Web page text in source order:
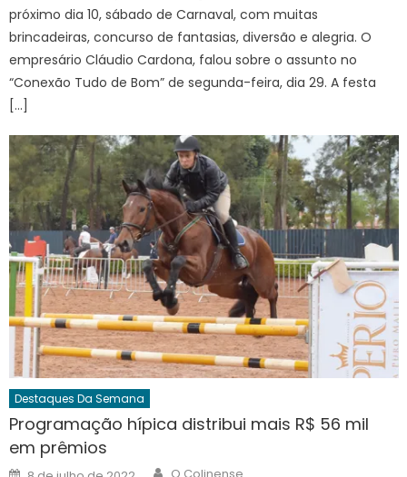
próximo dia 10, sábado de Carnaval, com muitas
brincadeiras, concurso de fantasias, diversão e alegria. O
empresário Cláudio Cardona, falou sobre o assunto no
“Conexão Tudo de Bom” de segunda-feira, dia 29. A festa
[…]
Destaques Da Semana
Programação hípica distribui mais R$ 56 mil
em prêmios
Posted Author